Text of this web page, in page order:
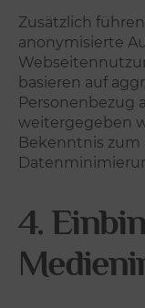
Zusätzlich
anonymisierte
basieren auf
Personenbezug
weitergegeben
Bekenntnis zum
4.